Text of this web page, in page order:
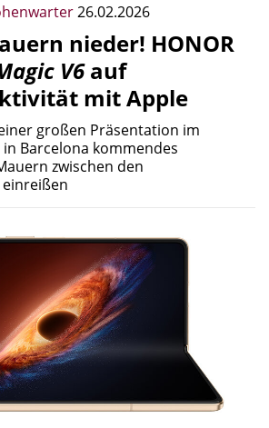
26.02.2026
nieder! HONOR
V6auf
mit Apple
großen Präsentation im
in Barcelona kommendes
zwischen den